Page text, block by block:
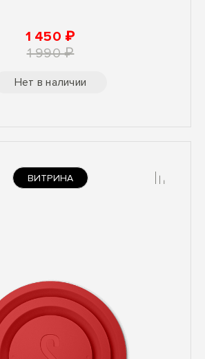
1 450 ₽
1 990 ₽
Нет в наличии
ВИТРИНА